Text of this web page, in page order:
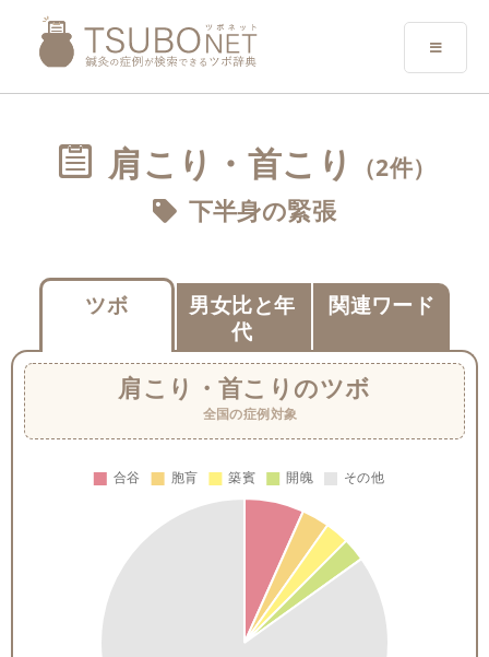
肩こり・首こり
（2件）
下半身の緊張
ツボ
男女比と年
代
関連ワード
肩こり・首こり のツボ
全国の症例対象